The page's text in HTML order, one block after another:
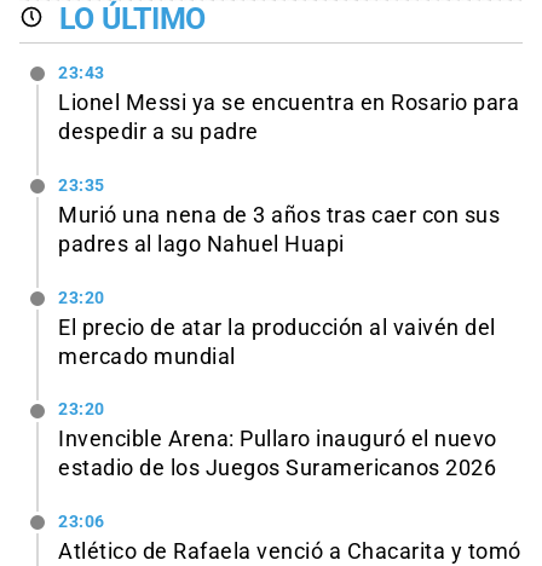
LO ÚLTIMO
23:43
Lionel Messi ya se encuentra en Rosario para
despedir a su padre
23:35
Murió una nena de 3 años tras caer con sus
padres al lago Nahuel Huapi
23:20
El precio de atar la producción al vaivén del
mercado mundial
23:20
Invencible Arena: Pullaro inauguró el nuevo
estadio de los Juegos Suramericanos 2026
23:06
Atlético de Rafaela venció a Chacarita y tomó